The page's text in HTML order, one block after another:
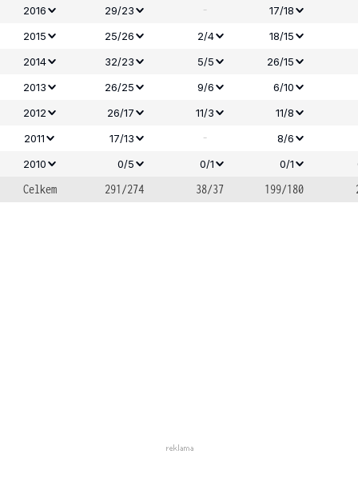
2016
29/23 -
17/18
2015
25/26 2/4
18/15
2014
32/23 5/5
26/15
2013
26/25 9/6 6/10
2012
26/17 11/3 11/8
2011
17/13 - 8/6
2010
0/5 0/1 0/1
Celkem 291/274 38/37 199/180